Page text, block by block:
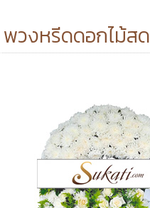
พวงหรีดดอกไม้สด